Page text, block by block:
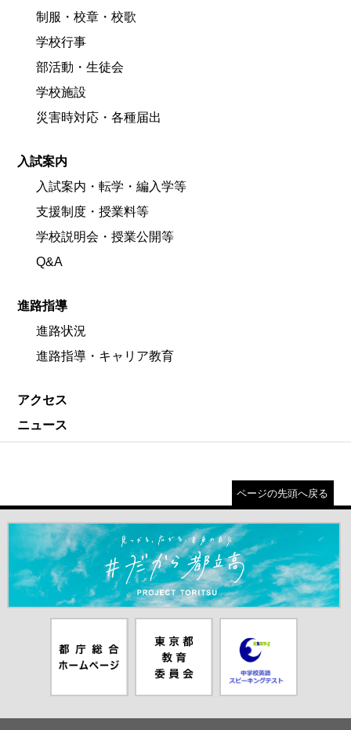
制服・校章・校歌
学校行事
部活動・生徒会
学校施設
災害時対応・各種届出
入試案内
入試案内・転学・編入学等
支援制度・授業料等
学校説明会・授業公開等
Q&A
進路指導
進路状況
進路指導・キャリア教育
アクセス
ニュース
ページの先頭へ戻る
＃だから都立高（別ウインドウが開きます）
ムページ（別
ウインドウが
員会（別ウイ
ンドウが開き
ピーキングテ
スト（別ウイ
ンドウが開き